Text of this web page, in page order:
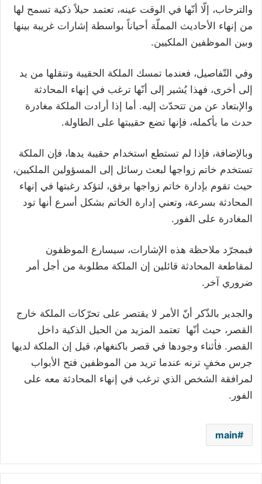
والترحاب، إلّا أنّها في الوقت عينه، تعتمد حيلاً ذكية تسمح لها
من إنهاء الأحاديث المملّة أحياناً بواسطة إشارات غريبة بينها
وبين الموظفين الملكيين.
وفي التّفاصيل، فعندما تمسك الملكة الحقيبة وتنقلها من يد
إلى أخرى، فهذا يُشير إلى أنّها ترغب في إنهاء المحادثة
والإبتعاد عن من تتحدّث إليه. أما إذا أرادت الملكة مغادرة
حدث ما بأكمله، فإنها تضع حقيبتها على الطاولة.
وبالإضافة، فإذا لم تستطع استخدام حقيبة يدها، فإن الملكة
تستخدم خاتم زواجها لبعث رسائل إلى المسؤولين الملكيين،
حيث تقوم بإدارة خاتم زواجها برفق، لتؤكد رغبتها في إنهاء
المحادثة بسرعة، وتعني إدارة الخاتم بشكل أسرع أنها تود
المغادرة على الفور.
فبمجرّد ملاحظة هذه الإشارات، سيسارع الموظفون
لمقاطعة المحادثة قائلين إن الملكة مطلوبة من أجل أمر
ضروري آخر.
والجدير بالذّكر أنّ الأمر لا يقتصر على تحرّكات الملكة خارج
القصر، حيث أنّها تعتمد المزيد من الحيل الذكية داخل
القصر. فأثناء وجودها في قصر باكنغهام، قيل إن الملكة لديها
جرس مخفٍ ترنه عندما تريد من الموظفين فتح الأبواب
لمرافقة الشخص الذي ترغب في إنهاء المحادثة معه على
الفور.
main